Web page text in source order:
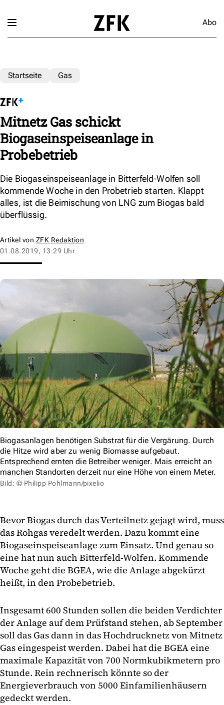
Abo
Startseite Gas
Mitnetz Gas schickt
Biogaseinspeiseanlage in
Probebetrieb
Die Biogaseinspeiseanlage in Bitterfeld-Wolfen soll
kommende Woche in den Probetrieb starten. Klappt
alles, ist die Beimischung von LNG zum Biogas bald
überflüssig.
Artikel von ZFK Redaktion
01.08.2019, 13:29 Uhr
Biogasanlagen benötigen Substrat für die Vergärung. Durch
die Hitze wird aber zu wenig Biomasse aufgebaut.
Entsprechend ernten die Betreiber weniger. Mais erreicht an
manchen Standorten derzeit nur eine Höhe von einem Meter.
Bild: © Philipp Pohlmann/pixelio
Bevor Biogas durch das Verteilnetz gejagt wird, muss
das Rohgas veredelt werden. Dazu kommt eine
Biogaseinspeiseanlage zum Einsatz. Und genau so
eine hat nun auch Bitterfeld-Wolfen. Kommende
Woche geht die BGEA, wie die Anlage abgekürzt
heißt, in den Probebetrieb.
Insgesamt 600 Stunden sollen die beiden Verdichter
der Anlage auf dem Prüfstand stehen, ab September
soll das Gas dann in das Hochdrucknetz von Mitnetz
Gas eingespeist werden. Dabei hat die BGEA eine
maximale Kapazität von 700 Normkubikmetern pro
Stunde. Rein rechnerisch könnte so der
Energieverbrauch von 5000 Einfamilienhäusern
gedeckt werden.